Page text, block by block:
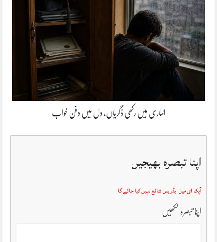
الماری میں رکھی ڈگریاں، دل میں دفن خواب
اپنا تبصرہ بھیجیں
آپکا ای میل ایڈریس شائع نہیں کیا جائے گا
اپنا تبصرہ لکھیں